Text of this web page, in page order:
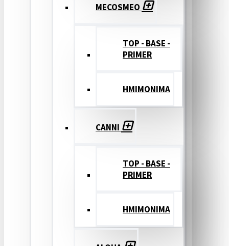
MECOSMEO
TOP - BASE -
PRIMER
ΗΜΙΜΟΝΙΜΑ
CANNI
TOP - BASE -
PRIMER
ΗΜΙΜΟΝΙΜΑ